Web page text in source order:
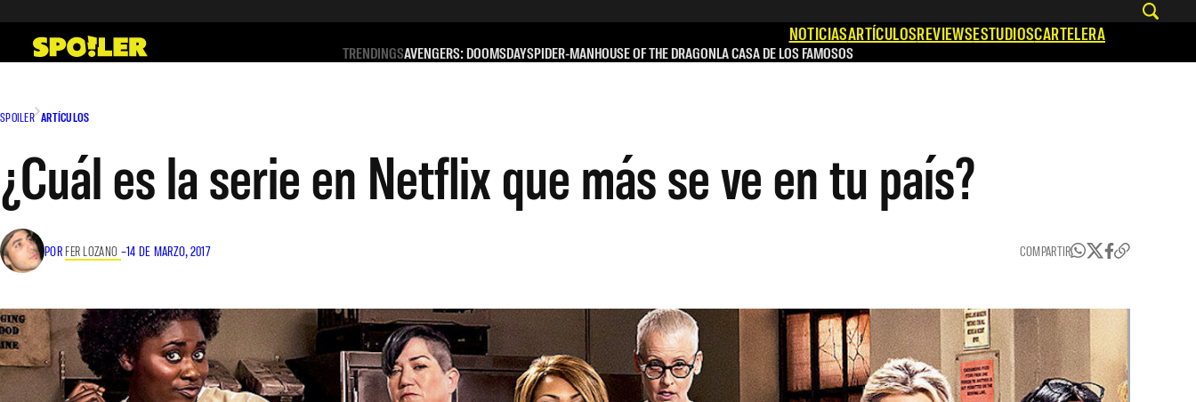
contenido
NOTICIASARTÍCULOSREVIEWSESTUDIOSCARTELERA
TRENDINGSAVENGERS: DOOMSDAYSPIDER-MANHOUSE OF THE DRAGONLA CASA DE LOS FAMOSOS
SPOILER ARTÍCULOS
¿Cuál es la serie en Netflix que más se ve en tu país?
POR FER LOZANO –14 DE MARZO, 2017 COMPARTIR